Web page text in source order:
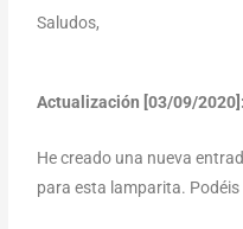
Saludos,
Actualización [03/09/2020]:
He creado una nueva
para esta lamparita.